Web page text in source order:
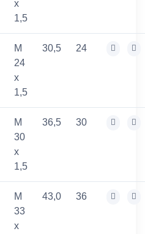
x
1,5
M
24
x
1,5
30,5 24
M
30
x
1,5
36,5 30
M
33
x
43,0 36